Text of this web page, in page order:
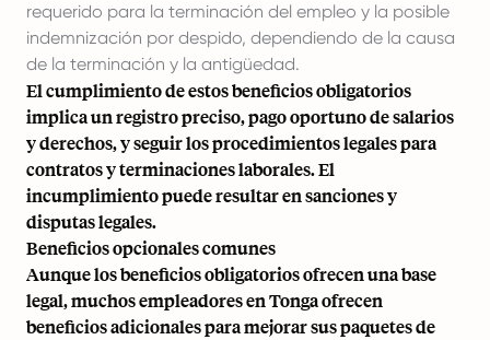
requerido para la terminación del empleo y la posible
indemnización por despido, dependiendo de la causa
de la terminación y la antigüedad.
El cumplimiento de estos beneficios obligatorios
implica un registro preciso, pago oportuno de salarios
y derechos, y seguir los procedimientos legales para
contratos y terminaciones laborales. El
incumplimiento puede resultar en sanciones y
disputas legales.
Beneficios opcionales comunes
Aunque los beneficios obligatorios ofrecen una base
legal, muchos empleadores en Tonga ofrecen
beneficios adicionales para mejorar sus paquetes de